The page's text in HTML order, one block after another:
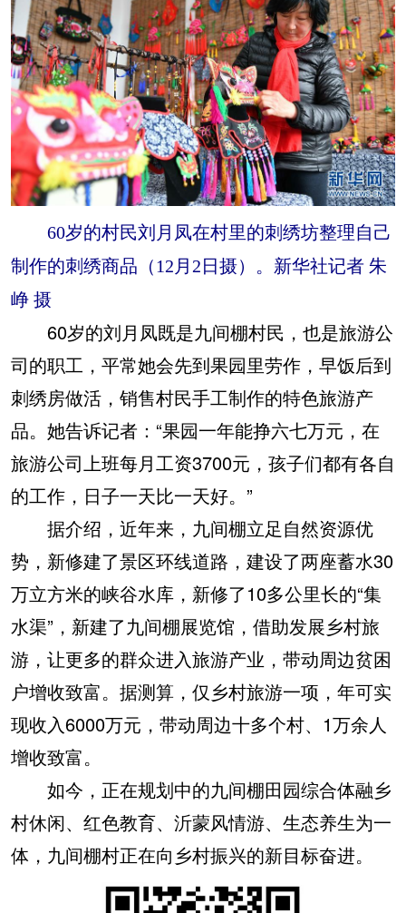
60岁的村民刘月凤在村里的刺绣坊整理自己
制作的刺绣商品（12月2日摄）。新华社记者 朱
峥 摄
60岁的刘月凤既是九间棚村民，也是旅游公
司的职工，平常她会先到果园里劳作，早饭后到
刺绣房做活，销售村民手工制作的特色旅游产
品。她告诉记者：“果园一年能挣六七万元，在
旅游公司上班每月工资3700元，孩子们都有各自
的工作，日子一天比一天好。”
据介绍，近年来，九间棚立足自然资源优
势，新修建了景区环线道路，建设了两座蓄水30
万立方米的峡谷水库，新修了10多公里长的“集
水渠”，新建了九间棚展览馆，借助发展乡村旅
游，让更多的群众进入旅游产业，带动周边贫困
户增收致富。据测算，仅乡村旅游一项，年可实
现收入6000万元，带动周边十多个村、1万余人
增收致富。
如今，正在规划中的九间棚田园综合体融乡
村休闲、红色教育、沂蒙风情游、生态养生为一
体，九间棚村正在向乡村振兴的新目标奋进。